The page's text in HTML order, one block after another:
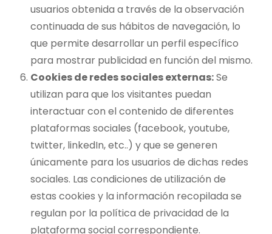
usuarios obtenida a través de la observación
continuada de sus hábitos de navegación, lo
que permite desarrollar un perfil específico
para mostrar publicidad en función del mismo.
Cookies de redes sociales externas:Se
utilizan para que los visitantes puedan
interactuar con el contenido de diferentes
plataformas sociales (facebook, youtube,
twitter, linkedIn, etc..) y que se generen
únicamente para los usuarios de dichas redes
sociales. Las condiciones de utilización de
estas cookies y la información recopilada se
regulan por la política de privacidad de la
plataforma social correspondiente.